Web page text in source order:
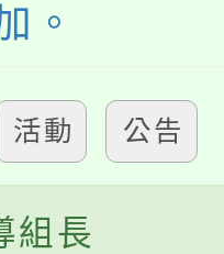
。
活動 公告
組長